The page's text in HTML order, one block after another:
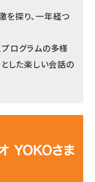
を探り、一年経つ
ログラムの多様
とした楽しい会話の